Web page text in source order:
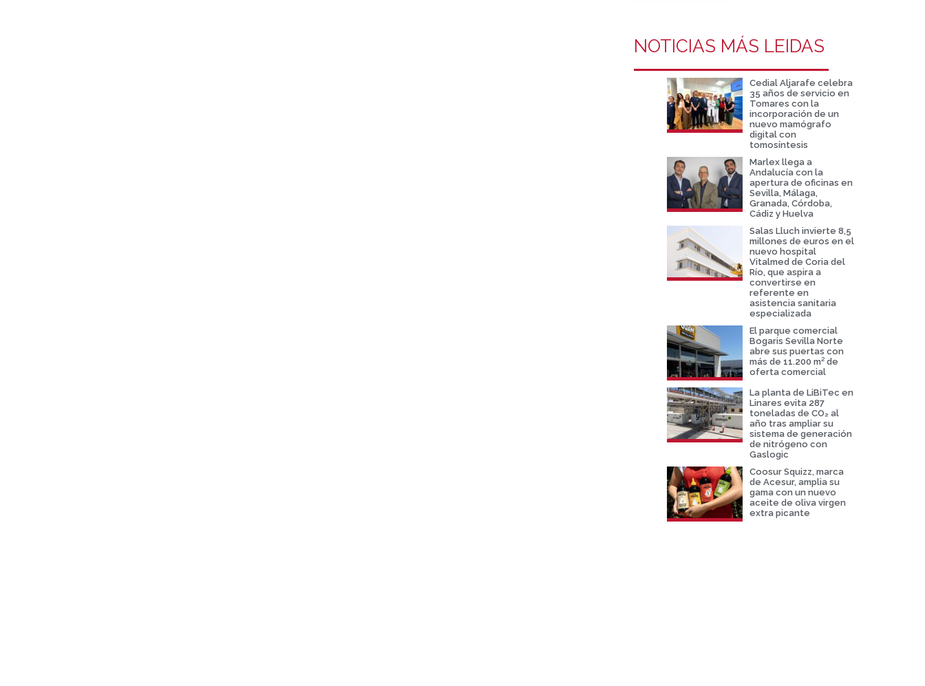
NOTICIAS MÁS LEIDAS
Cedial Aljarafe celebra
35 años de servicio en
Tomares con la
incorporación de un
nuevo mamógrafo
digital con
tomosíntesis
Marlex llega a
Andalucía con la
apertura de oficinas en
Sevilla, Málaga,
Granada, Córdoba,
Cádiz y Huelva
Salas Lluch invierte 8,5
millones de euros en el
nuevo hospital
Vitalmed de Coria del
Río, que aspira a
convertirse en
referente en
asistencia sanitaria
especializada
El parque comercial
Bogaris Sevilla Norte
abre sus puertas con
más de 11.200 m² de
oferta comercial
La planta de LiBiTec en
Linares evita 287
toneladas de CO₂ al
año tras ampliar su
sistema de generación
de nitrógeno con
Gaslogic
Coosur Squizz, marca
de Acesur, amplia su
gama con un nuevo
aceite de oliva virgen
extra picante